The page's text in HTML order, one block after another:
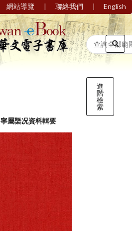
網站導覽 | 聯絡我們 | English
進
階
檢
索
寧屬㮣况資料輯要